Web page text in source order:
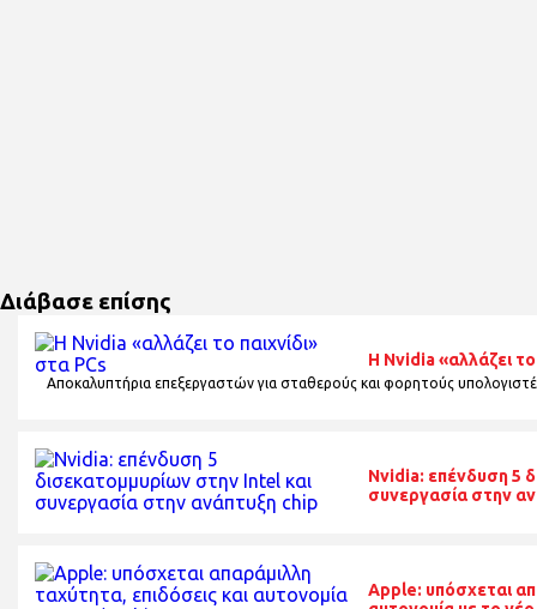
Διάβασε επίσης
Η Nvidia «αλλάζει το
Αποκαλυπτήρια επεξεργαστών για σταθερούς και φορητούς
Nvidia: επένδυση 5
συνεργασία στην
Apple: υπόσχεται